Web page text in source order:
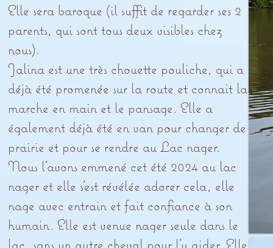
Elle sera baroque (il suffit de regarder ses 2
parents, qui sont tous deux visibles chez
nous).
Jalina est une très chouette pouliche, qui a
déjà été promenée sur la route et connait la
marche en main et le pansage. Elle a
également déjà été en van pour changer de
prairie et pour se rendre au Lac nager.
Nous l’avons emmené cet été 2024 au lac
nager et elle s’est révélée adorer cela, elle
nage avec entrain et fait confiance à son
humain. Elle est venue nager seule dans le
lac, sans un autre cheval pour l’y aider. Elle